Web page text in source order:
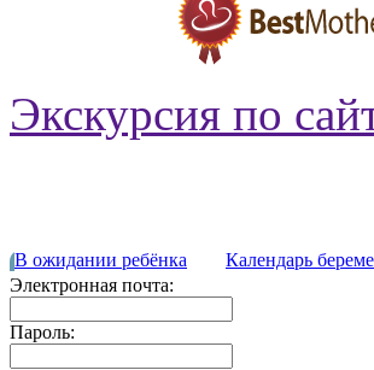
Экскурсия по
В ожидании ребёнка Календарь
Электронная почта:
Пароль: